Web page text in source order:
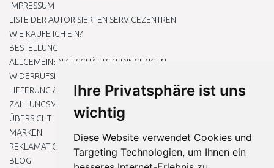
Ihre Privatsphäre ist uns
wichtig
Diese Website verwendet Cookies und
Targeting Technologien, um Ihnen ein
IMPRESSUM
LISTE DER AUTORISIERTEN SERVICEZENTREN
WIE KAUFE ICH EIN?
BESTELLUNG
ALLGEMEINEN GESCHÄFTSBEDINGUNGEN
WIDERRUFSRECHT
LIEFERUNG & ZAHLUNG
ZAHLUNGSMETHODEN
ÜBERSICHT
MARKEN
REKLAMATIONEN UND RETOUREN
BLOG